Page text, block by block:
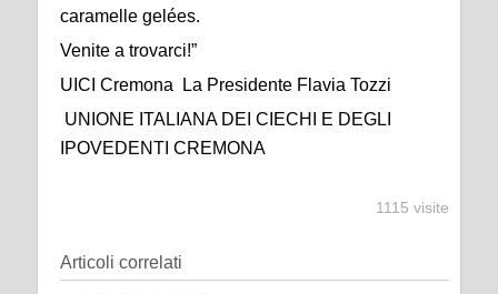
caramelle gelées.
Venite a trovarci!”
UICI Cremona La Presidente Flavia Tozzi
UNIONE ITALIANA DEI CIECHI E DEGLI
IPOVEDENTI CREMONA
1115 visite
Articoli correlati